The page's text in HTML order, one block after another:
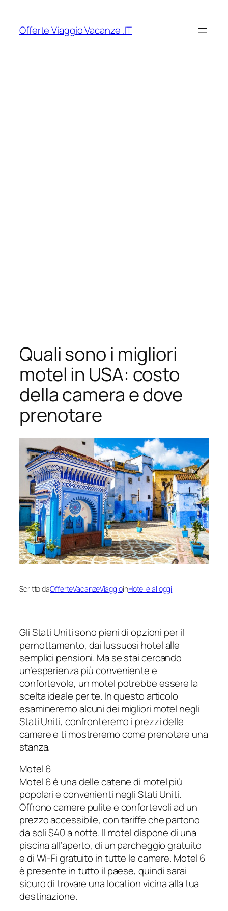
contenuto
Offerte Viaggio Vacanze .IT
Quali sono i migliori
motel in USA: costo
della camera e dove
prenotare
Scritto daOfferteVacanzeViaggioinHotel e alloggi
Gli Stati Uniti sono pieni di opzioni per il
pernottamento, dai lussuosi hotel alle
semplici pensioni. Ma se stai cercando
un’esperienza più conveniente e
confortevole, un motel potrebbe essere la
scelta ideale per te. In questo articolo
esamineremo alcuni dei migliori motel negli
Stati Uniti, confronteremo i prezzi delle
camere e ti mostreremo come prenotare una
stanza.
Motel 6
Motel 6 è una delle catene di motel più
popolari e convenienti negli Stati Uniti.
Offrono camere pulite e confortevoli ad un
prezzo accessibile, con tariffe che partono
da soli $40 a notte. Il motel dispone di una
piscina all’aperto, di un parcheggio gratuito
e di Wi-Fi gratuito in tutte le camere. Motel 6
è presente in tutto il paese, quindi sarai
sicuro di trovare una location vicina alla tua
destinazione.